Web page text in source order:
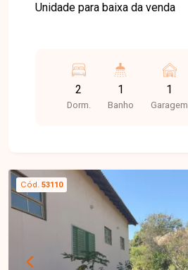
Unidade para baixa da venda
2
Dorm.
1
Banho
1
Garagem
Cód. 53110